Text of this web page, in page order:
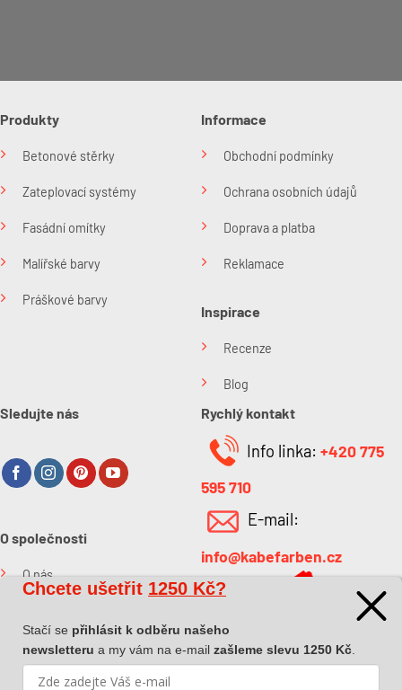
Produkty
Betonové stěrky
Zateplovací systémy
Fasádní omítky
Malířské barvy
Práškové barvy
Informace
Obchodní podmínky
Ochrana osobních údajů
Doprava a platba
Reklamace
Inspirace
Recenze
Blog
Sledujte nás
O společnosti
O nás
Rychlý kontakt
Info linka: +420 775
595 710
E-mail:
info@kabefarben.cz
Chcete ušetřit 1250 Kč?
Stačí se přihlásit k odběru našeho
newsletteru a my vám na e-mail zašleme slevu 1250 Kč